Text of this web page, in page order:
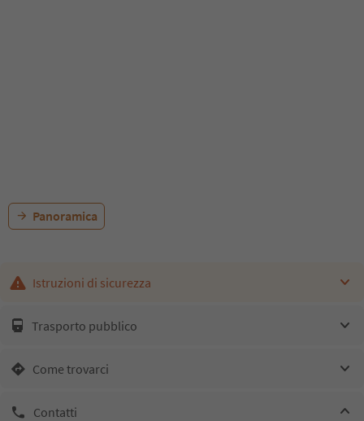
Panoramica
Istruzioni di sicurezza
Trasporto pubblico
Come trovarci
Contatti